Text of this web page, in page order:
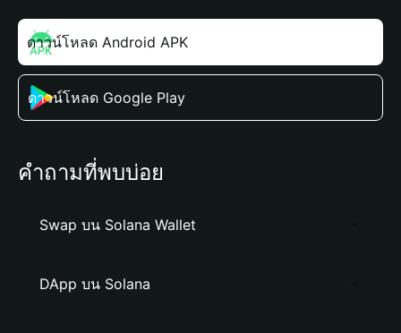
ดาวน์โหลด Android APK
ดาวน์โหลด Google Play
คำถามที่พบบ่อย
Swap บน Solana Wallet
DApp บน Solana